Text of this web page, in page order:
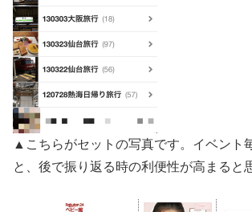
▲こちらがセットの写真です。イベント
と、後で振り返る時の利便性が高まると